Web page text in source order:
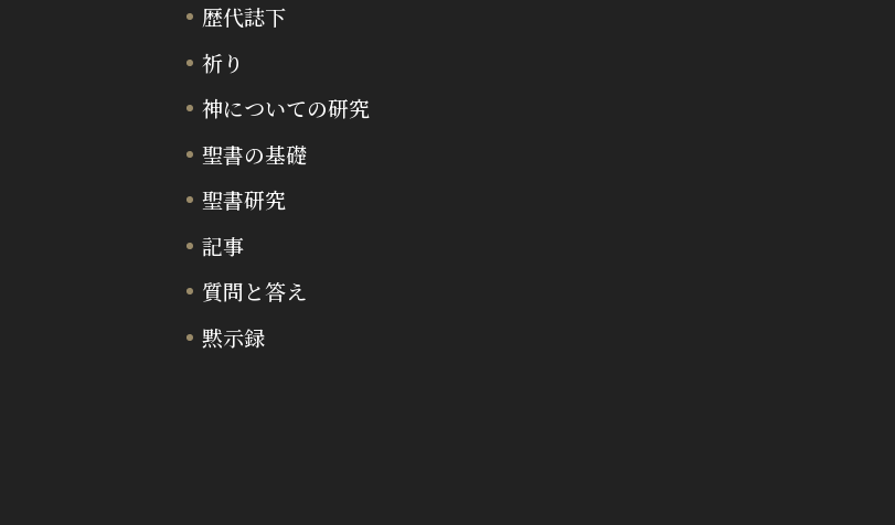
歴代誌下
祈り
神についての研究
聖書の基礎
聖書研究
記事
質問と答え
黙示録